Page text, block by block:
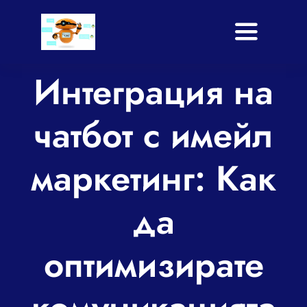
Toggle
Услуги
Shop
За нас
Интеграция на
чатбот с имейл
маркетинг: Как
да
оптимизирате